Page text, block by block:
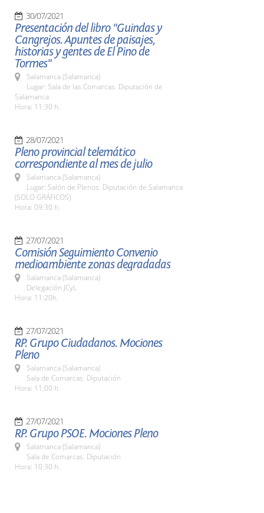
30/07/2021
Presentación del libro "Guindas y
Cangrejos. Apuntes de paisajes,
historias y gentes de El Pino de
Tormes"
Salamanca (Salamanca)
Lugar: Sala de las Comarcas. Diputación de
Salamanca
Hora: 11:30 h.
28/07/2021
Pleno provincial telemático
correspondiente al mes de julio
Salamanca (Salamanca)
Lugar: Salón de Plenos. Diputación de Salamanca
(SOLO GRÁFICOS)
Hora: 09:30 h.
27/07/2021
Comisión Seguimiento Convenio
medioambiente zonas degradadas
Salamanca (Salamanca)
Delegación JCyL
Hora: 11:20h.
27/07/2021
RP. Grupo Ciudadanos. Mociones
Pleno
Salamanca (Salamanca)
Sala de Comarcas. Diputación
Hora: 11:00 h.
27/07/2021
RP. Grupo PSOE. Mociones Pleno
Salamanca (Salamanca)
Sala de Comarcas. Diputación
Hora: 10:30 h.